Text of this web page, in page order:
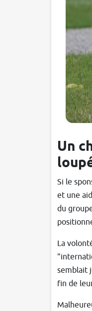
Un
Si le
et une
du
La
semblait
fin de